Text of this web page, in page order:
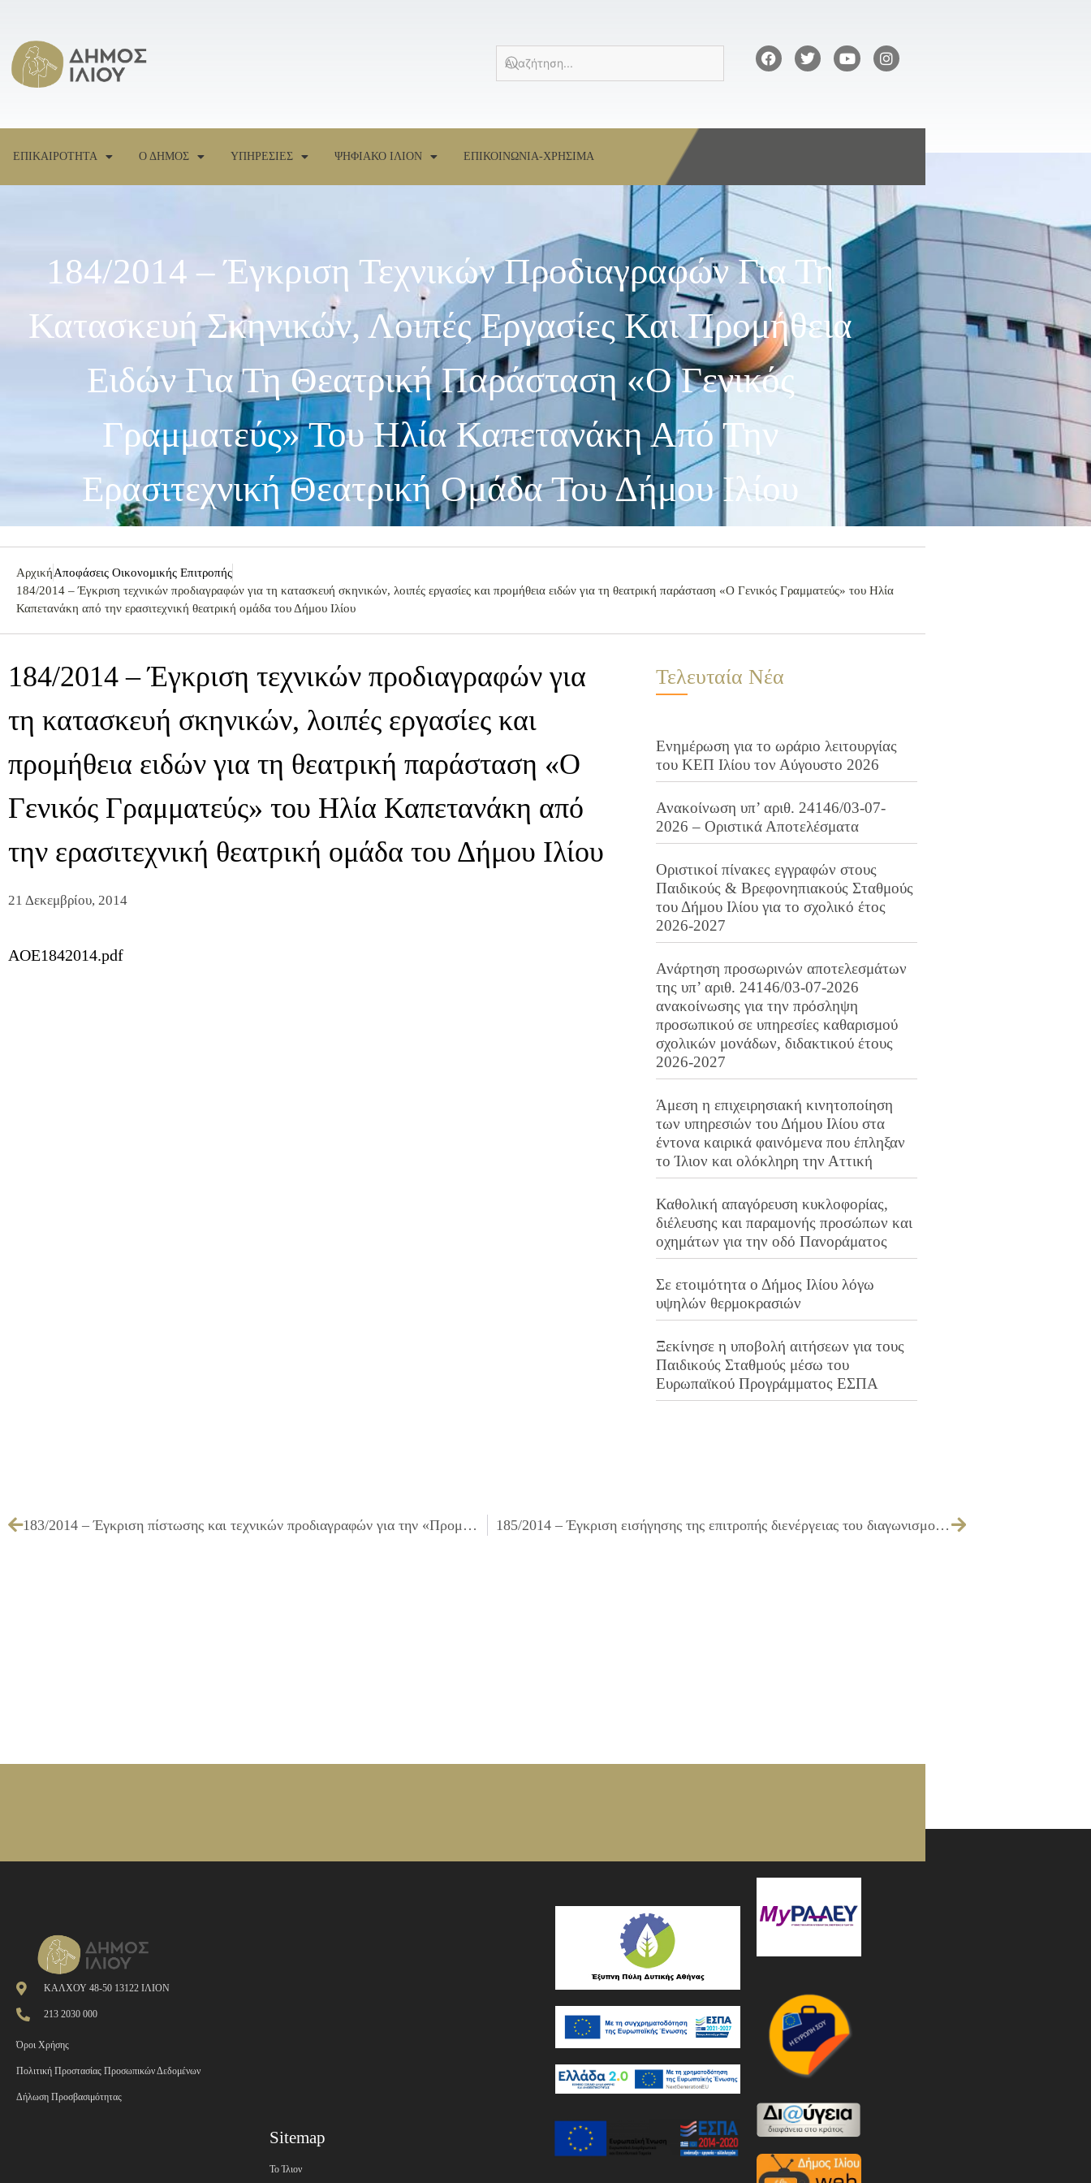
ΕΠΙΚΑΙΡΟΤΗΤΑ Ο ΔΗΜΟΣ ΥΠΗΡΕΣΙΕΣ ΨΗΦΙΑΚΟ ΙΛΙΟΝ ΕΠΙΚΟΙΝΩΝΙΑ-ΧΡΗΣΙΜΑ
184/2014 – Έγκριση Τεχνικών Προδιαγραφών Για Τη
Κατασκευή Σκηνικών, Λοιπές Εργασίες Και Προμήθεια
Ειδών Για Τη Θεατρική Παράσταση «Ο Γενικός
Γραμματεύς» Του Ηλία Καπετανάκη Από Την
Ερασιτεχνική Θεατρική Ομάδα Του Δήμου Ιλίου
ΑρχικήΑποφάσεις Οικονομικής Επιτροπής
184/2014 – Έγκριση τεχνικών προδιαγραφών για τη κατασκευή σκηνικών, λοιπές εργασίες και προμήθεια ειδών για τη θεατρική παράσταση «Ο Γενικός Γραμματεύς» του Ηλία
Καπετανάκη από την ερασιτεχνική θεατρική ομάδα του Δήμου Ιλίου
184/2014 – Έγκριση τεχνικών προδιαγραφών για
τη κατασκευή σκηνικών, λοιπές εργασίες και
προμήθεια ειδών για τη θεατρική παράσταση «Ο
Γενικός Γραμματεύς» του Ηλία Καπετανάκη από
την ερασιτεχνική θεατρική ομάδα του Δήμου Ιλίου
21 Δεκεμβρίου, 2014
AOE1842014.pdf
Τελευταία Νέα
Ενημέρωση για το ωράριο λειτουργίας
του ΚΕΠ Ιλίου τον Αύγουστο 2026
Ανακοίνωση υπ’ αριθ. 24146/03-07-
2026 – Οριστικά Αποτελέσματα
Οριστικοί πίνακες εγγραφών στους
Παιδικούς & Βρεφονηπιακούς Σταθμούς
του Δήμου Ιλίου για το σχολικό έτος
2026-2027
Ανάρτηση προσωρινών αποτελεσμάτων
της υπ’ αριθ. 24146/03-07-2026
ανακοίνωσης για την πρόσληψη
προσωπικού σε υπηρεσίες καθαρισμού
σχολικών μονάδων, διδακτικού έτους
2026-2027
Άμεση η επιχειρησιακή κινητοποίηση
των υπηρεσιών του Δήμου Ιλίου στα
έντονα καιρικά φαινόμενα που έπληξαν
το Ίλιον και ολόκληρη την Αττική
Καθολική απαγόρευση κυκλοφορίας,
διέλευσης και παραμονής προσώπων και
οχημάτων για την οδό Πανοράματος
Σε ετοιμότητα ο Δήμος Ιλίου λόγω
υψηλών θερμοκρασιών
Ξεκίνησε η υποβολή αιτήσεων για τους
Παιδικούς Σταθμούς μέσω του
Ευρωπαϊκού Προγράμματος ΕΣΠΑ
183/2014 – Έγκριση πίστωσης και τεχνικών προδιαγραφών για την «Προμήθεια αναλωσίμων μουσικών οργάνων της Φιλαρμονικής Δ.Ιλίου οικ.έτους 2014» 185/2014 – Έγκριση εισήγησης της επιτροπής διενέργειας του διαγωνισμού για την «Συντήρηση & επισκευή μεταφορικών μέσων»
ΚΑΛΧΟΥ 48-50 13122 ΙΛΙΟΝ
213 2030 000
Όροι Χρήσης
Πολιτική Προστασίας Προσωπικών Δεδομένων
Δήλωση Προσβασιμότητας
Sitemap
Το Ίλιον